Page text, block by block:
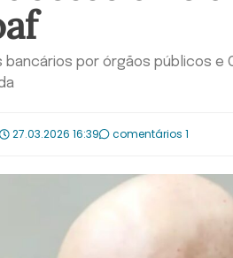
por órgãos públicos e
27.03.2026 16:39 comentários 1